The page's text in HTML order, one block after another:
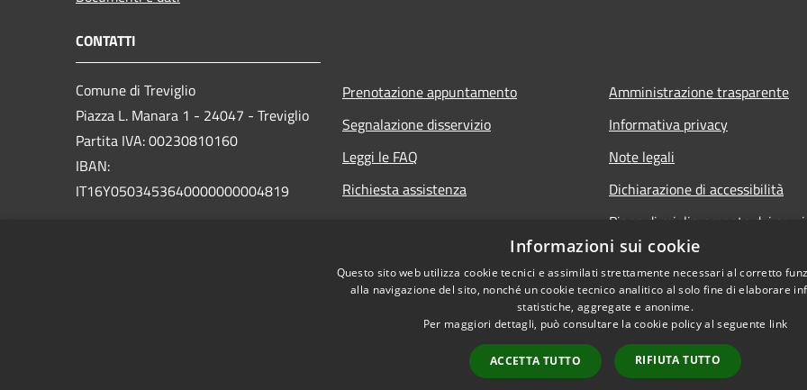
CONTATTI
Comune di Treviglio
Piazza L. Manara 1 - 24047 - Treviglio
Partita IVA: 00230810160
IBAN:
IT16Y0503453640000000004819
Prenotazione appuntamento
Segnalazione disservizio
Leggi le FAQ
Richiesta assistenza
Amministrazione trasparente
Informativa privacy
Note legali
Dichiarazione di accessibilità
Piano di miglioramento dei
Webmail Copyright © 2026 • Comune
Informazioni sui cookie
Questo sito web utilizza cookie tecnici e assimilati strettamente necessari al corretto
alla navigazione del sito, nonché un cookie tecnico analitico al solo fine di elaborare
statistiche, aggregate e anonime.
Per maggiori dettagli, può consultare la cookie policy al seguente link
ACCETTA TUTTO RIFIUTA TUTTO